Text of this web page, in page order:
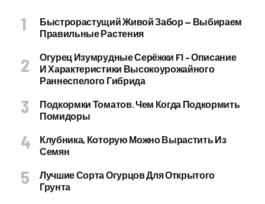
Быстрорастущий Живой Забор — Выбираем
Правильные Растения
Огурец Изумрудные Серёжки F1 – Описание
И Характеристики Высокоурожайного
Раннеспелого Гибрида
Подкормки Томатов. Чем Когда Подкормить
Помидоры
Клубника, Которую Можно Вырастить Из
Семян
Лучшие Сорта Огурцов Для Открытого
Грунта